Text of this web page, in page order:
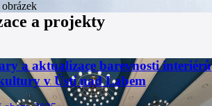
a projekty
a aktualizace barevnosti interiérů
v Ústí nad Labem